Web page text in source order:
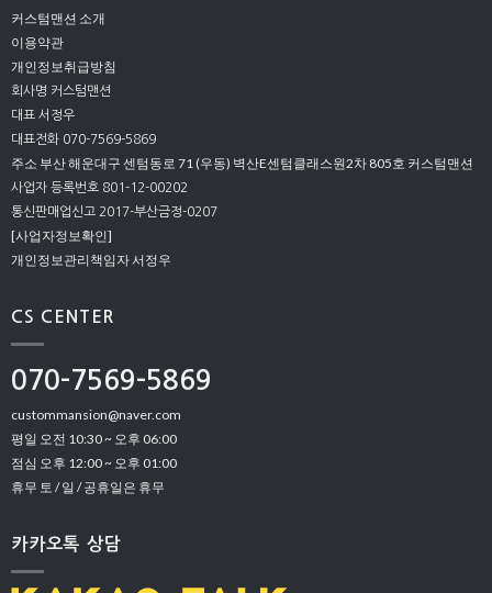
커스텀맨션 소개
이용약관
개인정보취급방침
회사명 커스텀맨션
대표 서정우
대표전화 070-7569-5869
주소 부산 해운대구 센텀동로 71 (우동) 벽산E센텀클래스원2차 805호 커스텀맨션
사업자 등록번호 801-12-00202
통신판매업신고 2017-부산금정-0207
[사업자정보확인]
개인정보관리책임자 서정우
CS CENTER
070-7569-5869
custommansion@naver.com
평일 오전 10:30 ~ 오후 06:00
점심 오후 12:00 ~ 오후 01:00
휴무 토 / 일 / 공휴일은 휴무
카카오톡 상담